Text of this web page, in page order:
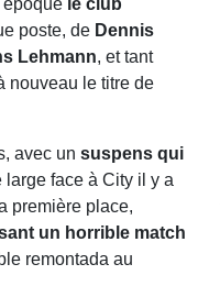
poste, de Dennis
Lehmann, et tant
nouveau le titre de
avec un suspens qui
face à City il y a
première place,
un horrible match
remontada au